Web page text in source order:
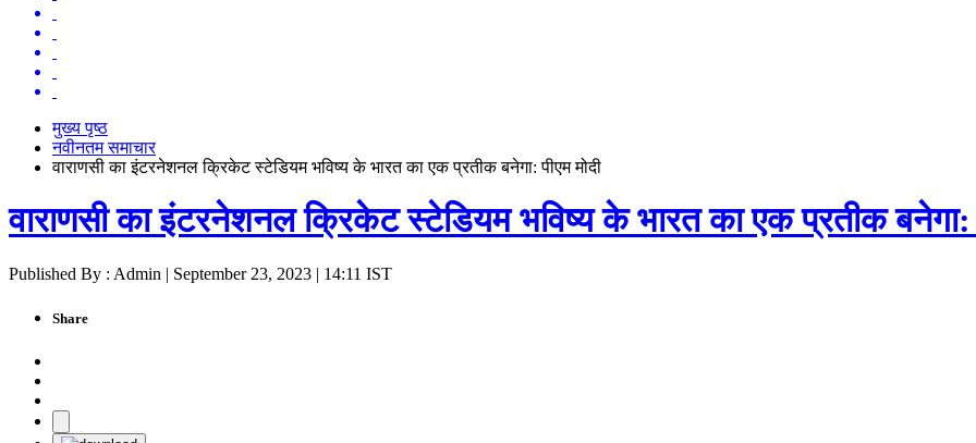
मुख्य पृष्ठ
नवीनतम समाचार
वाराणसी का इंटरनेशनल क्रिकेट स्टेडियम भविष्य के भारत का एक प्रतीक बनेगा: पीएम मोदी
वाराणसी का इंटरनेशनल क्रिकेट स्टेडियम भविष्य के भारत का एक प्रतीक बनेगा:
Published By : Admin | September 23, 2023 | 14:11 IST
Share